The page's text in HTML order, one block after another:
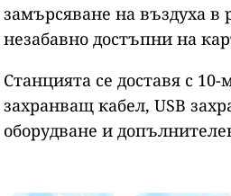
замърсяване на въздуха в
незабавно достъпни на
Станцията се доставя с
захранващ кабел, USB
оборудване и